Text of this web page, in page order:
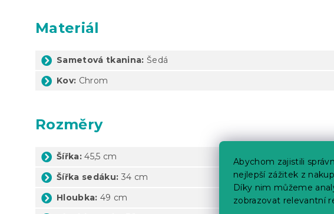
Abychom zajistili
nejlepší zážitek z
Díky nim můžeme
zobrazovat relevantní
Materiál
Sametová tkanina: Šedá
Kov: Chrom
Rozměry
Šířka: 45,5 cm
Šířka sedáku: 34 cm
Hloubka: 49 cm